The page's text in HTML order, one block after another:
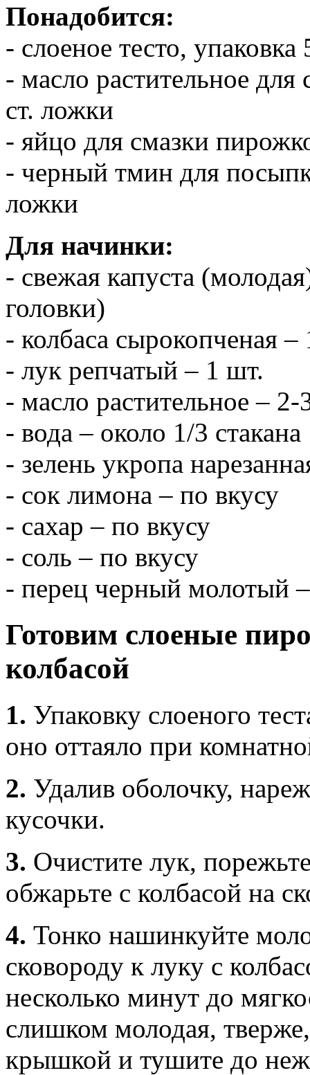
Понадобится:
- слоеное тесто,
- масло растительное для
ст. ложки
- яйцо для смазки
- черный тмин для
ложки
Для начинки:
- свежая капуста
головки)
- колбаса сырокопченая –
- лук репчатый – 1 шт.
- масло растительное –
- вода – около 1/3 стакана
- зелень укропа
- сок лимона – по вкусу
- сахар – по вкусу
- соль – по вкусу
- перец черный молотый
Готовим слоеные
колбасой
1. Упаковку слоеного
оно оттаяло при
2. Удалив оболочку,
кусочки.
3. Очистите лук,
обжарьте с колбасой на
4. Тонко нашинкуйте
сковороду к луку с
несколько минут до
слишком молодая,
крышкой и тушите до